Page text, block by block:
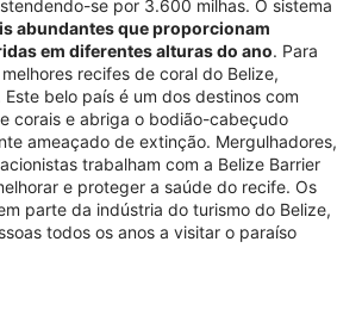
se por 3.600 milhas. O sistema
abundantes que proporcionam
em diferentes alturas do ano. Para
recifes de coral do Belize,
Este belo país é um dos destinos com
corais e abriga o bodião-cabeçudo
ameaçado de extinção. Mergulhadores,
trabalham com a Belize Barrier
e proteger a saúde do recife. Os
parte da indústria do turismo do Belize,
todos os anos a visitar o paraíso